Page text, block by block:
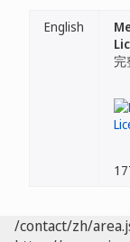
English
完
/contact/zh/